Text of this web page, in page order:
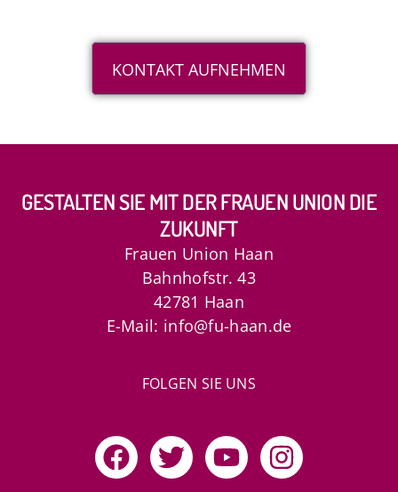
KONTAKT AUFNEHMEN
GESTALTEN SIE MIT DER FRAUEN UNION DIE
ZUKUNFT
Frauen Union Haan
Bahnhofstr. 43
42781 Haan
E-Mail: info@fu-haan.de
FOLGEN SIE UNS